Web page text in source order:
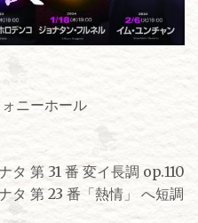
ニーホール
タ 第 31 番 変イ長調 op.110
タ 第 23 番「熱情」 へ短調